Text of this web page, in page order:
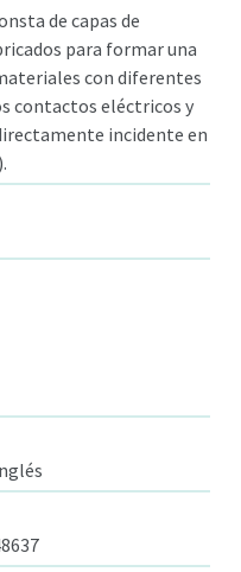
de capas de
para formar una
con diferentes
contactos eléctricos y
incidente en